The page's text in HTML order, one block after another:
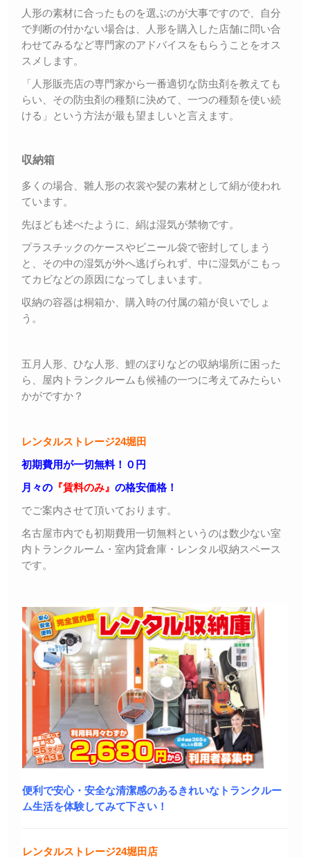
人形の素材に合ったものを選ぶのが大事ですので、自分
で判断の付かない場合は、人形を購入した店舗に問い合
わせてみるなど専門家のアドバイスをもらうことをオス
スメします。
「人形販売店の専門家から一番適切な防虫剤を教えても
らい、その防虫剤の種類に決めて、一つの種類を使い続
ける」という方法が最も望ましいと言えます。
収納箱
多くの場合、雛人形の衣裳や髪の素材として絹が使われ
ています。
先ほども述べたように、絹は湿気が禁物です。
プラスチックのケースやビニール袋で密封してしまう
と、その中の湿気が外へ逃げられず、中に湿気がこもっ
てカビなどの原因になってしまいます。
収納の容器は桐箱か、購入時の付属の箱が良いでしょ
う。
五月人形、ひな人形、鯉のぼりなどの収納場所に困った
ら、屋内トランクルームも候補の一つに考えてみたらい
かがですか？
レンタルストレージ24堀田
初期費用が一切無料！０円
月々の 『賃料のみ』 の格安価格！
でご案内させて頂いております。
名古屋市内でも初期費用一切無料というのは数少ない室
内トランクルーム・室内貸倉庫・レンタル収納スペース
です。
便利で安心・安全な清潔感のあるきれいなトランクルー
ム生活を体験してみて下さい！
レンタルストレージ24堀田店